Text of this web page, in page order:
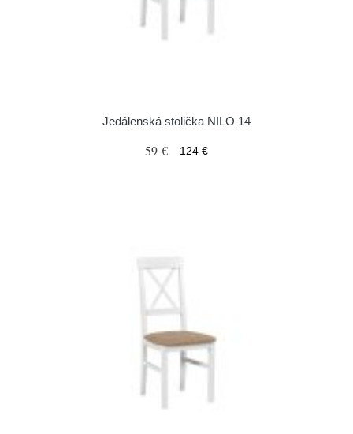
Jedálenská stolička NILO 14
59 € 124 €